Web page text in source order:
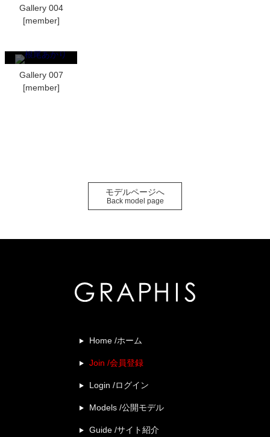
Gallery 004
[member]
Gallery 007
[member]
モデルページへ
Back model page
Home /ホーム
Join /会員登録
Login /ログイン
Models /公開モデル
Guide /サイト紹介